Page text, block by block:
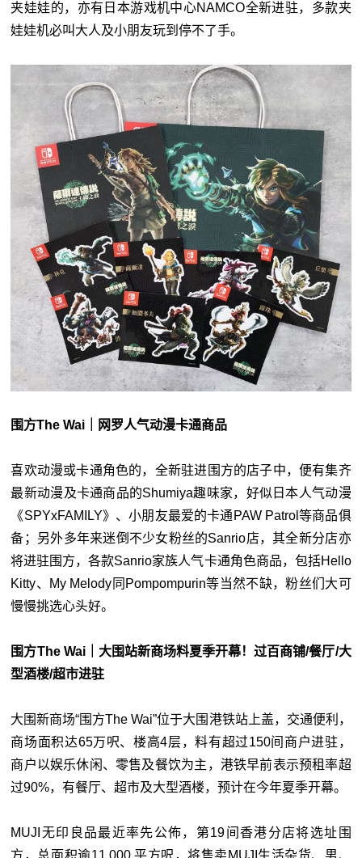
夹娃娃的，亦有日本游戏机中心NAMCO全新进驻，多款夹
娃娃机必叫大人及小朋友玩到停不了手。
围方The Wai｜网罗人气动漫卡通商品
喜欢动漫或卡通角色的，全新驻进围方的店子中，便有集齐
最新动漫及卡通商品的Shumiya趣味家，好似日本人气动漫
《SPYxFAMILY》、小朋友最爱的卡通PAW Patrol等商品俱
备；另外多年来迷倒不少女粉丝的Sanrio店，其全新分店亦
将进驻围方，各款Sanrio家族人气卡通角色商品，包括Hello
Kitty、My Melody同Pompompurin等当然不缺，粉丝们大可
慢慢挑选心头好。
围方The Wai｜大围站新商场料夏季开幕！过百商铺/餐厅/大
型酒楼/超市进驻
大围新商场“围方The Wai”位于大围港铁站上盖，交通便利，
商场面积达65万呎、楼高4层，料有超过150间商户进驻，
商户以娱乐休闲、零售及餐饮为主，港铁早前表示预租率超
过90%，有餐厅、超市及大型酒楼，预计在今年夏季开幕。
MUJI无印良品最近率先公佈，第19间香港分店将选址围